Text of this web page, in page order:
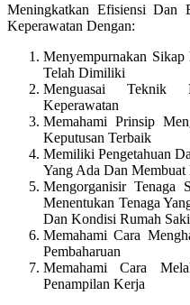
Meningkatkan Efisiensi Dan
Keperawatan Dengan:
Menyempurnakan
Telah Dimiliki
Menguasai Teknik
Keperawatan
Memahami Prinsip
Keputusan Terbaik
Memiliki Pengetahuan
Yang Ada Dan Membuat
Mengorganisir Tenaga
Menentukan Tenaga
Dan Kondisi Rumah
Memahami Cara
Pembaharuan
Memahami Cara
Penampilan Kerja